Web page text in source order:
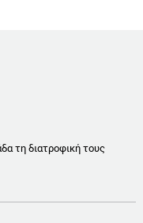
τη διατροφική τους